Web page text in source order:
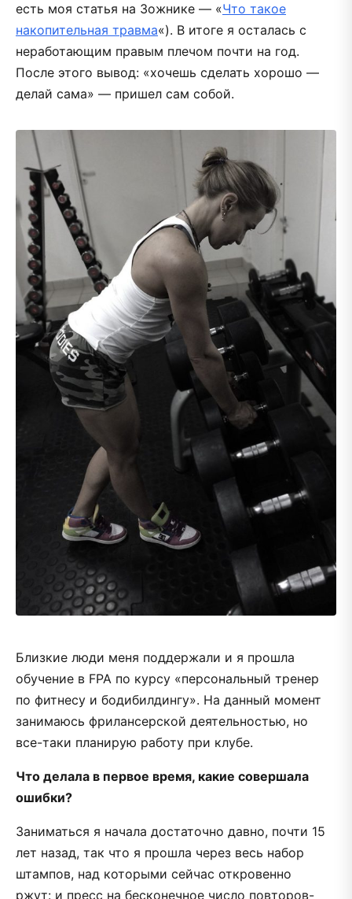
есть моя статья на Зожнике — «Что такое
накопительная травма«). В итоге я осталась с
неработающим правым плечом почти на год.
После этого вывод: «хочешь сделать хорошо —
делай сама» — пришел сам собой.
Близкие люди меня поддержали и я прошла
обучение в FPA по курсу «персональный тренер
по фитнесу и бодибилдингу». На данный момент
занимаюсь фрилансерской деятельностью, но
все-таки планирую работу при клубе.
Что делала в первое время, какие совершала
ошибки?
Заниматься я начала достаточно давно, почти 15
лет назад, так что я прошла через весь набор
штампов, над которыми сейчас откровенно
ржут: и пресс на бесконечное число повторов-